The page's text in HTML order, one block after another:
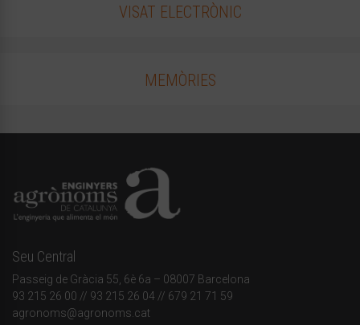
VISAT ELECTRÒNIC
MEMÒRIES
Seu Central
Passeig de Gràcia 55, 6è 6a – 08007 Barcelona
93 215 26 00 // 93 215 26 04 // 679 21 71 59
agronoms@agronoms.cat